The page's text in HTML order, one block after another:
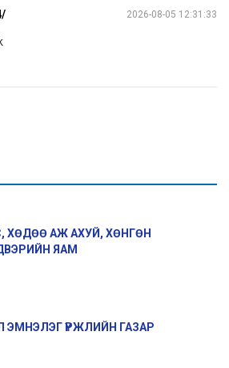
2026-08-05 12:31:33
ХӨДӨӨ АЖ АХУЙ, ХӨНГӨН
ЯАМ
ЭМНЭЛЭГ ҮРЖЛИЙН ГАЗАР